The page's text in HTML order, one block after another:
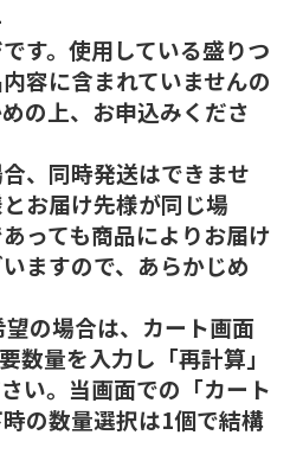
す。使用している盛りつ
容に含まれていませんの
の上、お申込みくださ
、同時発送はできませ
お届け先様が同じ場
っても商品によりお届け
ますので、あらかじめ
の場合は、カート画面
数量を入力し「再計算」
い。当画面での「カート
の数量選択は1個で結構